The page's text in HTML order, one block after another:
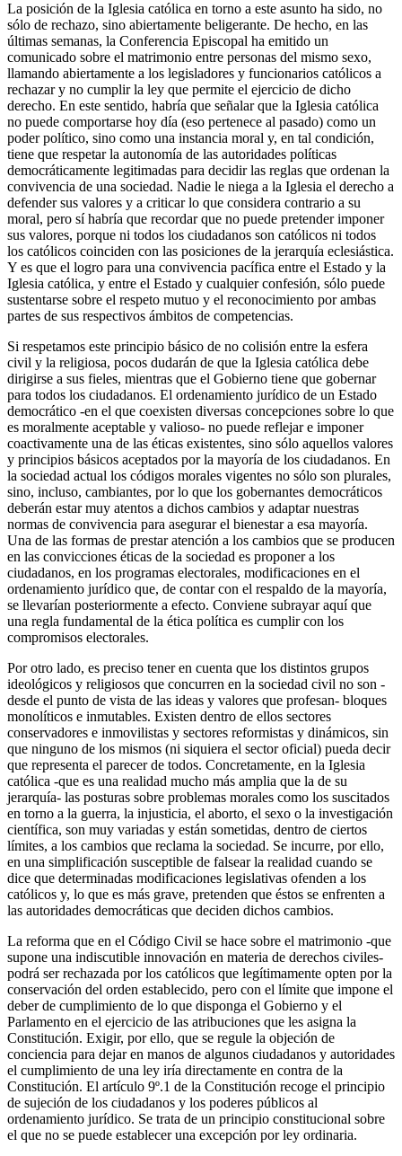
La posición de la Iglesia católica en torno a este asunto ha sido, no
sólo de rechazo, sino abiertamente beligerante. De hecho, en las
últimas semanas, la Conferencia Episcopal ha emitido un
comunicado sobre el matrimonio entre personas del mismo sexo,
llamando abiertamente a los legisladores y funcionarios católicos a
rechazar y no cumplir la ley que permite el ejercicio de dicho
derecho. En este sentido, habría que señalar que la Iglesia católica
no puede comportarse hoy día (eso pertenece al pasado) como un
poder político, sino como una instancia moral y, en tal condición,
tiene que respetar la autonomía de las autoridades políticas
democráticamente legitimadas para decidir las reglas que ordenan la
convivencia de una sociedad. Nadie le niega a la Iglesia el derecho a
defender sus valores y a criticar lo que considera contrario a su
moral, pero sí habría que recordar que no puede pretender imponer
sus valores, porque ni todos los ciudadanos son católicos ni todos
los católicos coinciden con las posiciones de la jerarquía eclesiástica.
Y es que el logro para una convivencia pacífica entre el Estado y la
Iglesia católica, y entre el Estado y cualquier confesión, sólo puede
sustentarse sobre el respeto mutuo y el reconocimiento por ambas
partes de sus respectivos ámbitos de competencias.
Si respetamos este principio básico de no colisión entre la esfera
civil y la religiosa, pocos dudarán de que la Iglesia católica debe
dirigirse a sus fieles, mientras que el Gobierno tiene que gobernar
para todos los ciudadanos. El ordenamiento jurídico de un Estado
democrático -en el que coexisten diversas concepciones sobre lo que
es moralmente aceptable y valioso- no puede reflejar e imponer
coactivamente una de las éticas existentes, sino sólo aquellos valores
y principios básicos aceptados por la mayoría de los ciudadanos. En
la sociedad actual los códigos morales vigentes no sólo son plurales,
sino, incluso, cambiantes, por lo que los gobernantes democráticos
deberán estar muy atentos a dichos cambios y adaptar nuestras
normas de convivencia para asegurar el bienestar a esa mayoría.
Una de las formas de prestar atención a los cambios que se producen
en las convicciones éticas de la sociedad es proponer a los
ciudadanos, en los programas electorales, modificaciones en el
ordenamiento jurídico que, de contar con el respaldo de la mayoría,
se llevarían posteriormente a efecto. Conviene subrayar aquí que
una regla fundamental de la ética política es cumplir con los
compromisos electorales.
Por otro lado, es preciso tener en cuenta que los distintos grupos
ideológicos y religiosos que concurren en la sociedad civil no son -
desde el punto de vista de las ideas y valores que profesan- bloques
monolíticos e inmutables. Existen dentro de ellos sectores
conservadores e inmovilistas y sectores reformistas y dinámicos, sin
que ninguno de los mismos (ni siquiera el sector oficial) pueda decir
que representa el parecer de todos. Concretamente, en la Iglesia
católica -que es una realidad mucho más amplia que la de su
jerarquía- las posturas sobre problemas morales como los suscitados
en torno a la guerra, la injusticia, el aborto, el sexo o la investigación
científica, son muy variadas y están sometidas, dentro de ciertos
límites, a los cambios que reclama la sociedad. Se incurre, por ello,
en una simplificación susceptible de falsear la realidad cuando se
dice que determinadas modificaciones legislativas ofenden a los
católicos y, lo que es más grave, pretenden que éstos se enfrenten a
las autoridades democráticas que deciden dichos cambios.
La reforma que en el Código Civil se hace sobre el matrimonio -que
supone una indiscutible innovación en materia de derechos civiles-
podrá ser rechazada por los católicos que legítimamente opten por la
conservación del orden establecido, pero con el límite que impone el
deber de cumplimiento de lo que disponga el Gobierno y el
Parlamento en el ejercicio de las atribuciones que les asigna la
Constitución. Exigir, por ello, que se regule la objeción de
conciencia para dejar en manos de algunos ciudadanos y autoridades
el cumplimiento de una ley iría directamente en contra de la
Constitución. El artículo 9º.1 de la Constitución recoge el principio
de sujeción de los ciudadanos y los poderes públicos al
ordenamiento jurídico. Se trata de un principio constitucional sobre
el que no se puede establecer una excepción por ley ordinaria.